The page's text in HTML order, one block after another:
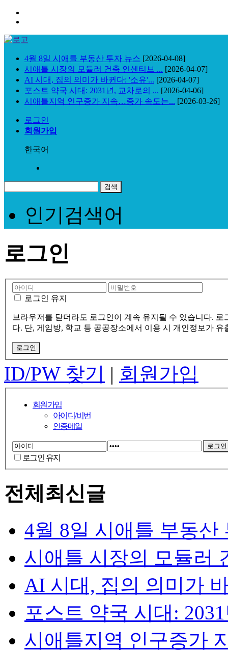
4월 8일 시애틀 부동산 투자 뉴스 [2026-04-08]
시애틀 시장의 모듈러 건축 인센티브 ... [2026-04-07]
AI 시대, 집의 의미가 바뀐다: '소유'... [2026-04-07]
포스트 약국 시대: 2031년, 교차로의 ... [2026-04-06]
시애틀지역 인구증가 지속…증가 속도는... [2026-03-26]
로그인
회원가입
한국어
인기검색어
로그인
로그인 유지
브라우저를 닫더라도 로그인이 계속 유지될 수 있습니다.
다. 단, 게임방, 학교 등 공공장소에서 이용 시 개인정보가
ID/PW 찾기 | 회원가입
회원가입
아이디/비번
인증메일
로그인 유지
전체최신글
4월 8일 시애틀 부동산
시애틀 시장의 모듈러
AI 시대, 집의 의미가
포스트 약국 시대:
시애틀지역 인구증가